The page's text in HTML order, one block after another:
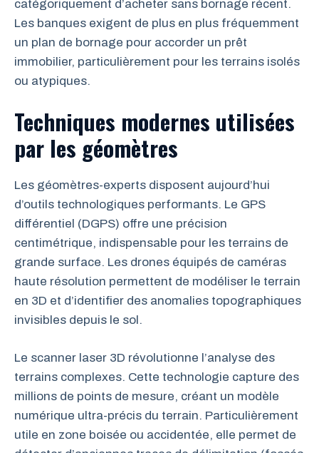
catégoriquement d’acheter sans bornage récent.
Les banques exigent de plus en plus fréquemment
un plan de bornage pour accorder un prêt
immobilier, particulièrement pour les terrains isolés
ou atypiques.
Techniques modernes utilisées
par les géomètres
Les géomètres-experts disposent aujourd’hui
d’outils technologiques performants. Le GPS
différentiel (DGPS) offre une précision
centimétrique, indispensable pour les terrains de
grande surface. Les drones équipés de caméras
haute résolution permettent de modéliser le terrain
en 3D et d’identifier des anomalies topographiques
invisibles depuis le sol.
Le scanner laser 3D révolutionne l’analyse des
terrains complexes. Cette technologie capture des
millions de points de mesure, créant un modèle
numérique ultra-précis du terrain. Particulièrement
utile en zone boisée ou accidentée, elle permet de